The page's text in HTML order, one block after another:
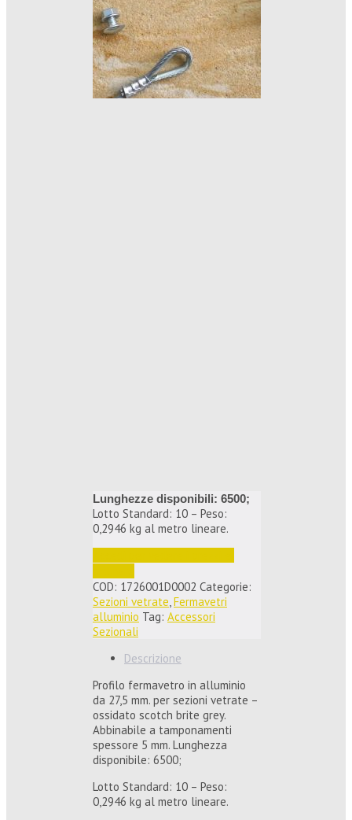
Lunghezze disponibili: 6500;
Lotto Standard: 10 – Peso:
0,2946 kg al metro lineare.
COD: 1726001D0002 Categorie:
Sezioni vetrate,Fermavetri
alluminio Tag: Accessori
Sezionali
Descrizione
Profilo fermavetro in alluminio
da 27,5 mm. per sezioni vetrate –
ossidato scotch brite grey.
Abbinabile a tamponamenti
spessore 5 mm. Lunghezza
disponibile: 6500;
Lotto Standard: 10 – Peso:
0,2946 kg al metro lineare.